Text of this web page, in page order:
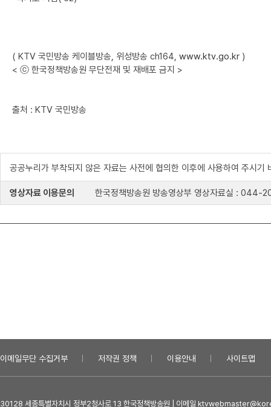
( KTV 국민방송 케이블방송, 위성방송 ch164, www.ktv.go.kr )
< ⓒ 한국정책방송원 무단전재 및 재배포 금지 >
출처 : KTV 국민방송
공공누리가 부착되지 않은 자료는 사전에 협의한 이후에 사용하여 주시기
영상자료 이용문의 한국정책방송원 방송영상부 영상자료실 :
이메일무단 수집거부 저작권 정책 이용안내 사이트맵
30128 세종특별자치시 정부2청사로 13 한국정책방송원 | 이메일